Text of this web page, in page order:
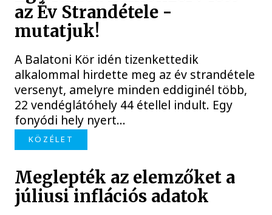
az Év Strandétele -
mutatjuk!
A Balatoni Kör idén tizenkettedik
alkalommal hirdette meg az év strandétele
versenyt, amelyre minden eddiginél több,
22 vendéglátóhely 44 étellel indult. Egy
fonyódi hely nyert...
KÖZÉLET
Meglepték az elemzőket a
júliusi inflációs adatok